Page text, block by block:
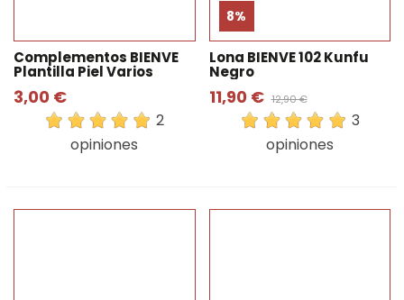
Complementos BIENVE
Plantilla Piel Varios
3,00 €
2
opiniones
8%
Lona BIENVE 102 Kunfu
Negro
11,90 € 12,90 €
3
opiniones